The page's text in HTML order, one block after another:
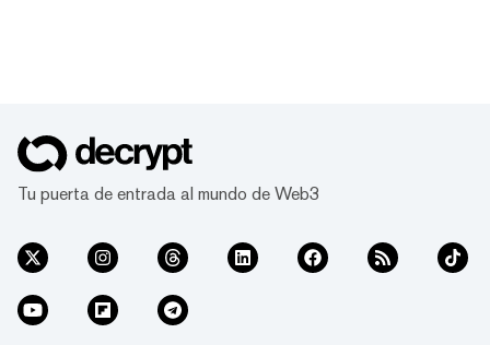
Tu puerta de entrada al mundo de Web3